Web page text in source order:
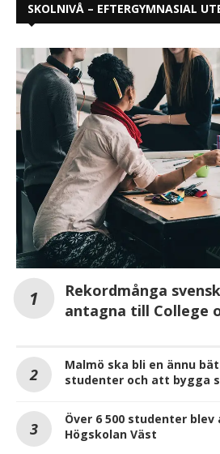
SKOLNIVÅ – EFTERGYMNASIAL
Rekordmånga
antagna till College
Malmö ska bli en ännu
studenter och att bygga
Över 6 500 studenter
Högskolan Väst